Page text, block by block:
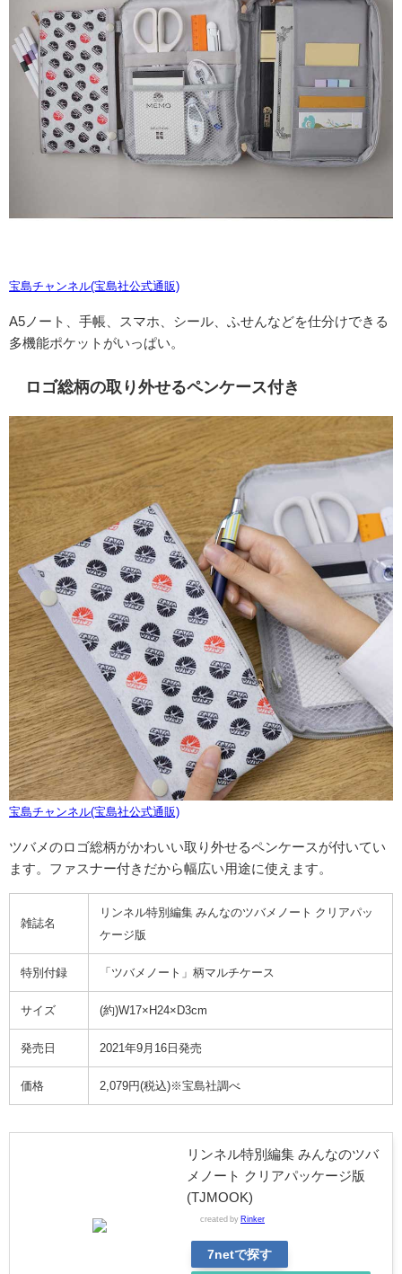
宝島チャンネル(宝島社公式通販)
A5ノート、手帳、スマホ、シール、ふせんなどを仕分けできる
多機能ポケットがいっぱい。
ロゴ総柄の取り外せるペンケース付き
宝島チャンネル(宝島社公式通販)
ツバメのロゴ総柄がかわいい取り外せるペンケースが付いてい
ます。ファスナー付きだから幅広い用途に使えます。
雑誌名
リンネル特別編集 みんなのツバメノート クリアパッ
ケージ版
特別付録 「ツバメノート」柄マルチケース
サイズ (約)W17×H24×D3cm
発売日 2021年9月16日発売
価格 2,079円(税込)※宝島社調べ
リンネル特別編集 みんなのツバ
メノート クリアパッケージ版
(TJMOOK)
created by Rinker
7netで探す